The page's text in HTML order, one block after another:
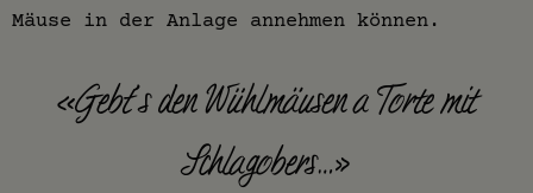
Mäuse in der Anlage annehmen können.
«Gebt’s den Wühlmäusen a Torte mit
Schlagobers…»